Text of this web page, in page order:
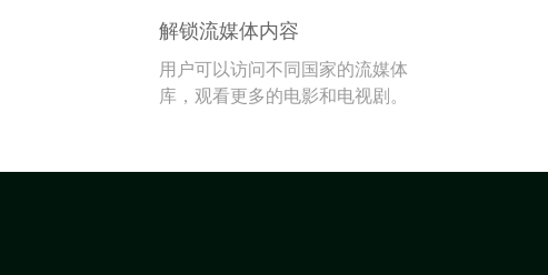
解锁流媒体内容
用户可以访问不同国家的流媒体
库，观看更多的电影和电视剧。